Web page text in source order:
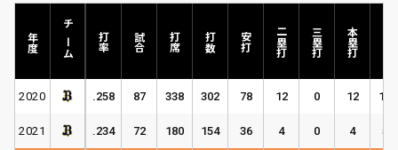
年度 チーム 打率 試合 打席 打数 安打 二塁打 三塁打 本塁打
2020 .258 87 338 302 78 12 0 12 126
2021 .234 72 180 154 36 4 0 4 52